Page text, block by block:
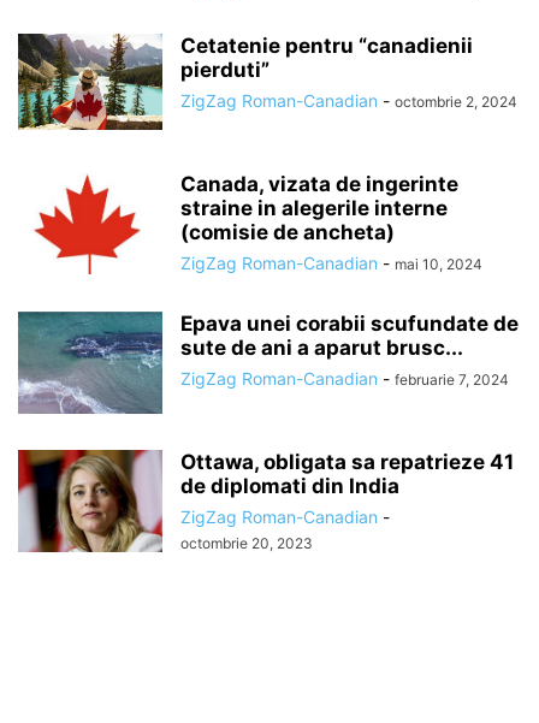
Cetatenie pentru “canadienii
pierduti”
ZigZag Roman-Canadian - octombrie 2, 2024
Canada, vizata de ingerinte
straine in alegerile interne
(comisie de ancheta)
ZigZag Roman-Canadian - mai 10, 2024
Epava unei corabii scufundate de
sute de ani a aparut brusc...
ZigZag Roman-Canadian - februarie 7, 2024
Ottawa, obligata sa repatrieze 41
de diplomati din India
ZigZag Roman-Canadian -
octombrie 20, 2023